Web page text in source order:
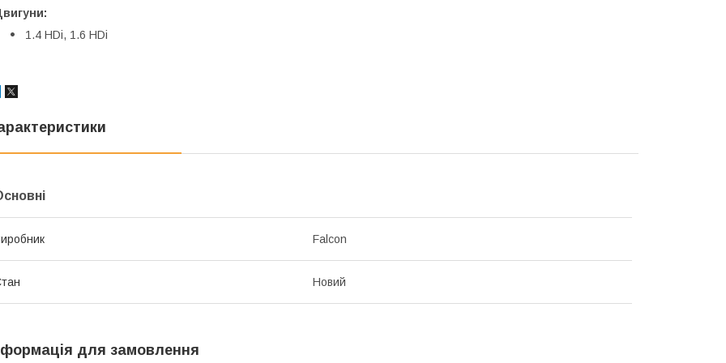
1.4 HDi, 1.6 HDi
Falcon
Новий
для замовлення